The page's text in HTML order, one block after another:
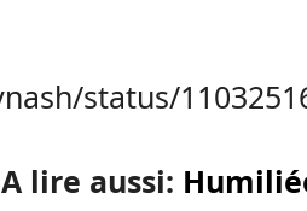
status/
A lire aussi: